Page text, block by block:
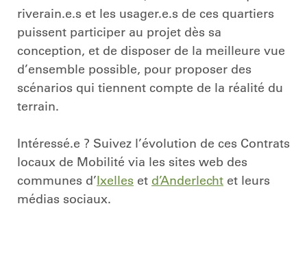
riverain.e.s et les usager.e.s de ces quartiers
puissent participer au projet dès sa
conception, et de disposer de la meilleure vue
d’ensemble possible, pour proposer des
scénarios qui tiennent compte de la réalité du
terrain.
Intéressé.e ? Suivez l’évolution de ces Contrats
locaux de Mobilité via les sites web des
communes d’Ixelles et d’Anderlecht et leurs
médias sociaux.